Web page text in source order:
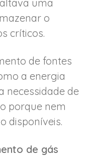
uma
o
críticos.
de fontes
a energia
necessidade de
porque nem
disponíveis.
de gás